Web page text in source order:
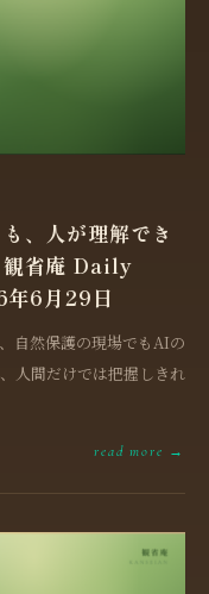
、人が理解でき
省庵 Daily
6月29日
自然保護の現場でもAIの
人間だけでは把握しきれ
read more →